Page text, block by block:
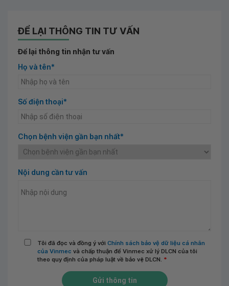
ĐỂ LẠI THÔNG TIN TƯ VẤN
Để lại thông tin nhận tư vấn
Họ và tên*
Số điện thoại*
Chọn bệnh viện gần bạn nhất*
Nội dung cần tư vấn
Tôi đã đọc và đồng ý với Chính sách bảo vệ dữ liệu cá nhân
của Vinmec và chấp thuận để Vinmec xử lý DLCN của tôi
theo quy định của pháp luật về bảo vệ DLCN. *
Gửi thông tin